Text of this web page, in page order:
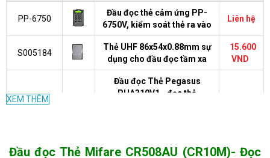
PP-6750
Đầu đọc thẻ cảm ứng PP-
6750V, kiểm soát thẻ ra vào
Liên hệ
S005184
Thẻ UHF 86x54x0.88mm sự
dụng cho đầu đọc tầm xa
15.600
VND
1/NR2D02
Đầu đọc Thẻ Pegasus
PUA310V1 - đọc thẻ
PUA310V - đọc thẻ Mifare
XEM THÊM
Đầu đọc Thẻ Mifare CR508AU (CR10M)- Đọc